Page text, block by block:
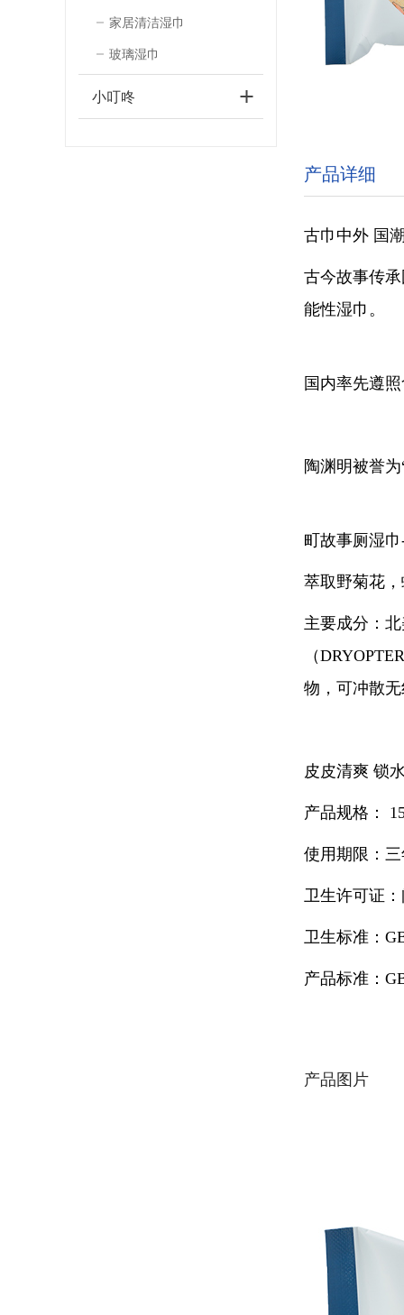
家居清洁湿巾
玻璃湿巾
小叮咚
产品详细
古巾中外 国
古今故事传
能性湿巾。
国内率先遵
陶渊明被誉
町故事厕湿
萃取野菊花
主要成分：
（
物，可冲散
皮皮清爽 锁
产品规格：
使用期限：
卫生许可证
卫生标准：
产品标准：
产品图片